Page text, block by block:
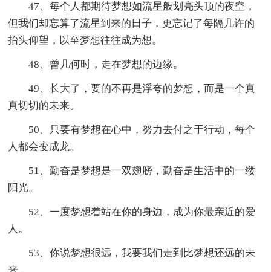
47、每个人都期待梦想如流星般划亮头顶的夜空，
但我们却忘算了流星到来的日子，更忘记了每隔几许的
抬头仰望，以至梦想往往成为想。
48、曾几何时，走在梦想的边缘。
49、长大了，要的不再是浮夸的梦想，而是一个真
真切切的未来。
50、只要有梦想在心中，努力去付之于行动，每个
人都会变成龙。
51、勤奋是梦想是一双翅膀，勤奋是生活中的一缕
阳光。
52、一度梦想着站在你的身边，成为你最亲近的爱
人。
53、你说梦想很远，我要我们走到比梦想还远的未